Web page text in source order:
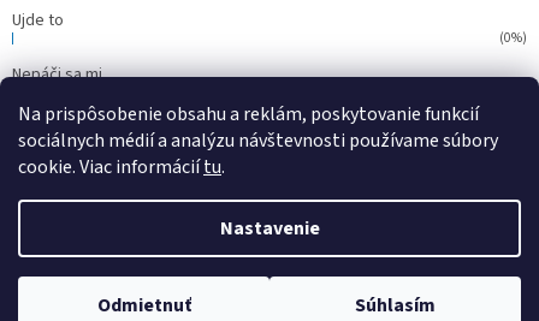
Na prispôsobenie obsahu a reklám, poskytovanie funkcií
sociálnych médií a analýzu návštevnosti používame súbory
cookie. Viac informáciítu.
Nastavenie
Odmietnuť Súhlasím
Ujde to
(0%)
Nepáči sa mi
Počet hlasov:15
Copyright 2026outdoorfish. Všetky práva vyhradené.Upraviť